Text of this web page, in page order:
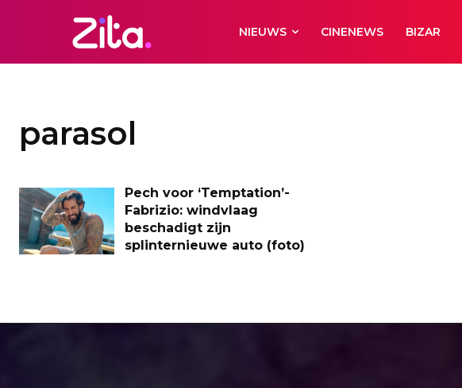
NIEUWS CINENEWS BIZAR
parasol
Pech voor ‘Temptation’-
Fabrizio: windvlaag
beschadigt zijn
splinternieuwe auto (foto)